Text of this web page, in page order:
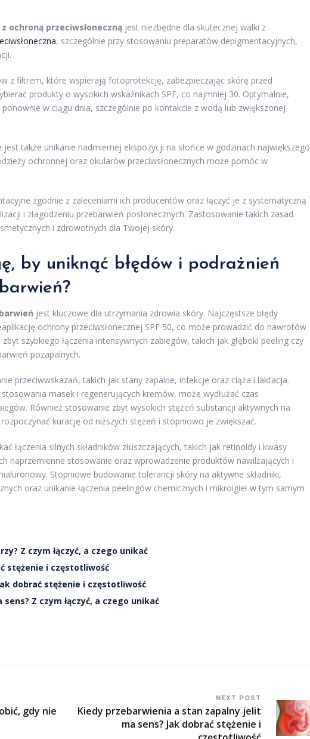
ochroną przeciwsłoneczną jest niezbędne dla skutecznej walki z
, szczególnie przy stosowaniu preparatów depigmentacyjnych,
z filtrem, które wspierają fotoprotekcję, zabezpieczając skórę przed
produkty o wysokich wskaźnikach SPF, co najmniej 30. Optymalnie,
w ciągu dnia, szczególnie po kontakcie z wodą lub zwiększonej
także unikanie nadmiernej ekspozycji na słońce w godzinach największego
ochronnej oraz okularów przeciwsłonecznych może pomóc w
zgodnie z zaleceniami ich producentów oraz łączyć je z systematyczną
i złagodzeniu przebarwień posłonecznych. Zastosowanie takich zasad
i zdrowotnych dla Twojej skóry.
by uniknąć błędów i podrażnień
jest kluczowe dla utrzymania zdrowia skóry. Najczęstsze błędy
ochrony przeciwsłonecznej SPF 50, co może prowadzić do nawrotów
szybkiego łączenia intensywnych zabiegów, takich jak głęboki peeling czy
pozapalnych.
przeciwwskazań, takich jak stany zapalne, infekcje oraz ciąża i laktacja.
masek i regenerujących kremów, może wydłużać czas
Również stosowanie zbyt wysokich stężeń substancji aktywnych na
kurację od niższych stężeń i stopniowo je zwiększać.
łączenia silnych składników złuszczających, takich jak retinoidy i kwasy
naprzemienne stosowanie oraz wprowadzenie produktów nawilżających i
Stopniowe budowanie tolerancji skóry na aktywne składniki,
oraz unikanie łączenia peelingów chemicznych i mikroigieł w tym samym
Z czym łączyć, a czego unikać
stężenie i częstotliwość
dobrać stężenie i częstotliwość
Z czym łączyć, a czego unikać
gdy nie
NEXT POST
Kiedy przebarwienia a stan zapalny jelit
ma sens? Jak dobrać stężenie i